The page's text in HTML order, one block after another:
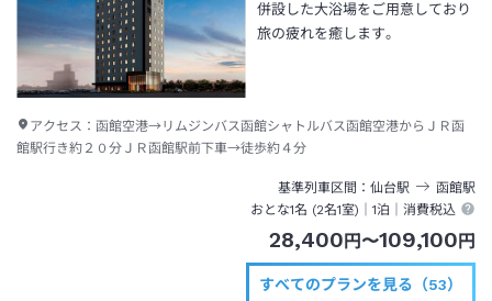
併設した大浴場をご用意しており
旅の疲れを癒します。
アクセス： 函館空港→リムジンバス函館シャトルバス函館空港からＪＲ函
館駅行き約２０分ＪＲ函館駅前下車→徒歩約４分
基準列車区間 仙台駅 函館駅
おとな1名 (2名1室)｜1泊 ｜消費税込
28,400円〜109,100円
すべてのプランを見る（53）